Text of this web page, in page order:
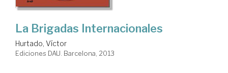
La Brigadas Internacionales
Hurtado, Víctor
Ediciones DAU. Barcelona, 2013